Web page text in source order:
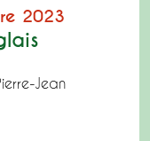
2023
Jean